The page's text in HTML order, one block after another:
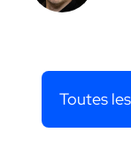
Toutes